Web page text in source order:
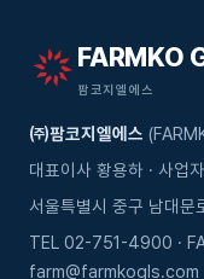
FARMKO
팜코지엘에스
㈜팜코지엘에스
대표이사 황용하 · 사
서울특별시 중구 남대문
TEL 02-751-4900 ·
farm@farmkogls.com